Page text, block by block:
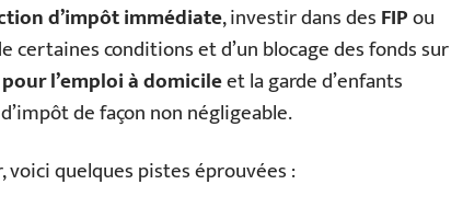
d’impôt immédiate, investir dans desFIPou
certaines conditions et d’un blocage des fonds sur
l’emploi à domicileet la garde d’enfants
de façon non négligeable.
quelques pistes éprouvées :